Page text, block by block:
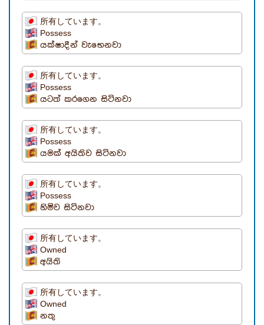
所有しています。
Possess
යක්ෂාදීන් වැභෙනවා
所有しています。
Possess
යටත් කරගෙන සිටිනවා
所有しています。
Possess
යමක් අයිතිව සිටිනවා
所有しています。
Possess
හිමිව සිටිනවා
所有しています。
Owned
අයිති
所有しています。
Owned
නතු